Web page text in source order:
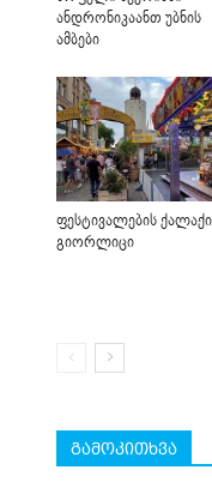
ანდრონიკაანთ უბნის
ამბები
ფესტივალების
გიორლიცი
გამოკითხვა